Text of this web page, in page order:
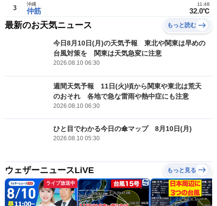
3 仲筋
沖縄
32.0℃
11:48
最新のお天気ニュース もっと読む
今日8月10日(月)の天気予報 東北や関東は早めの
台風対策を 関東は天気急変に注意
2026.08.10 06:30
週間天気予報 11日(火)頃から関東や東北は荒天
のおそれ 各地で急な雷雨や熱中症にも注意
2026.08.10 06:30
ひと目でわかる今日の傘マップ 8月10日(月)
2026.08.10 05:30
ウェザーニュースLiVE もっと見る
ライブ放送中